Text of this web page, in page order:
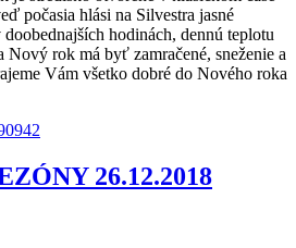
počasia hlási na Silvestra jasné
hodinách, dennú teplotu
Nový rok má byť zamračené, sneženie a
Vám všetko dobré do Nového roka
26.12.2018